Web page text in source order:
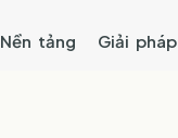
Nền tảng Giải pháp